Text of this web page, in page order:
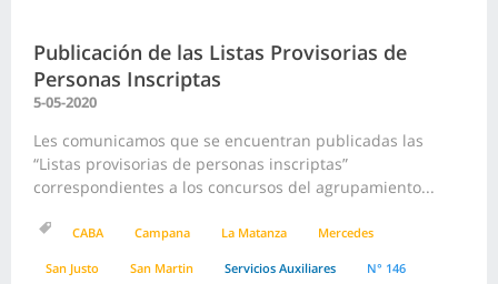
Publicación de las Listas Provisorias de
Personas Inscriptas
5-05-2020
Les comunicamos que se encuentran publicadas las
“Listas provisorias de personas inscriptas”
correspondientes a los concursos del agrupamiento...
CABA Campana La Matanza Mercedes
San Justo San Martin Servicios Auxiliares N° 146